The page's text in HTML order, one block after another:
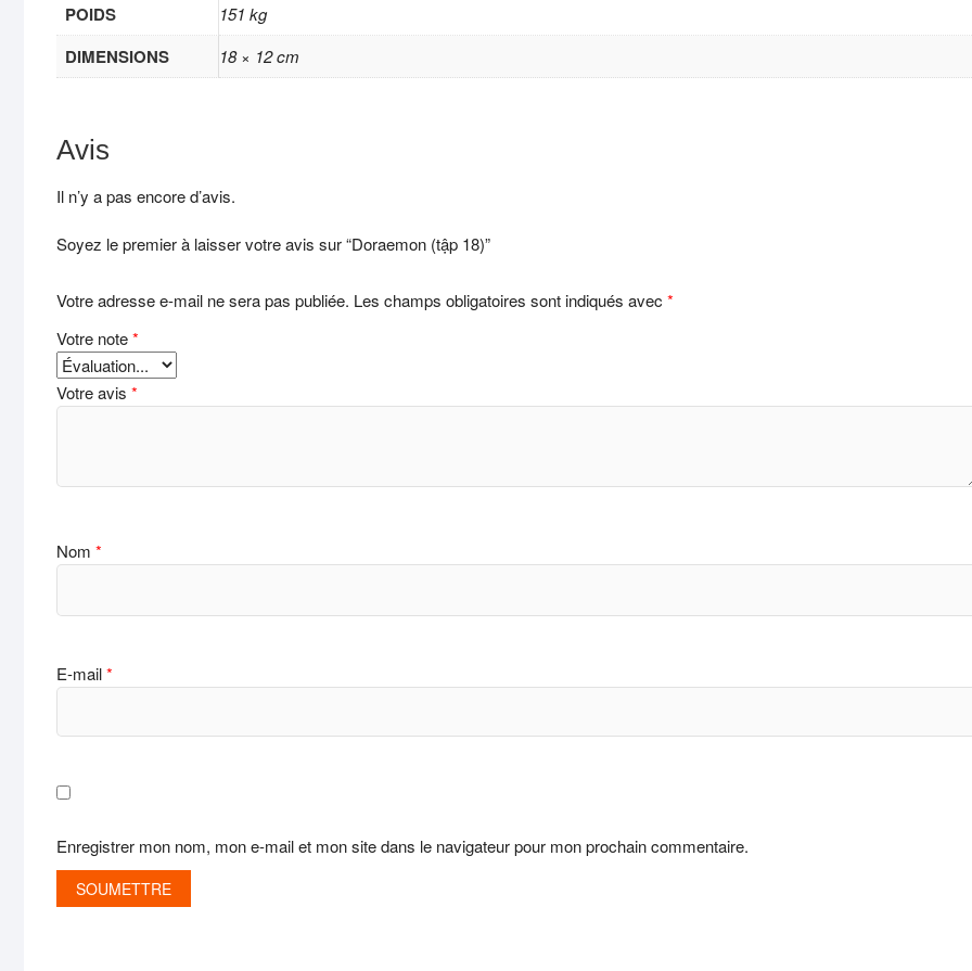
POIDS 151 kg
DIMENSIONS 18 × 12 cm
Avis
Il n’y a pas encore d’avis.
Soyez le premier à laisser votre avis sur “Doraemon (tập 18)”
Votre adresse e-mail ne sera pas publiée. Les champs obligatoires sont indiqués avec *
Votre note*
Votre avis *
Nom *
E-mail*
Enregistrer mon nom, mon e-mail et mon site dans le navigateur pour mon prochain commentaire.